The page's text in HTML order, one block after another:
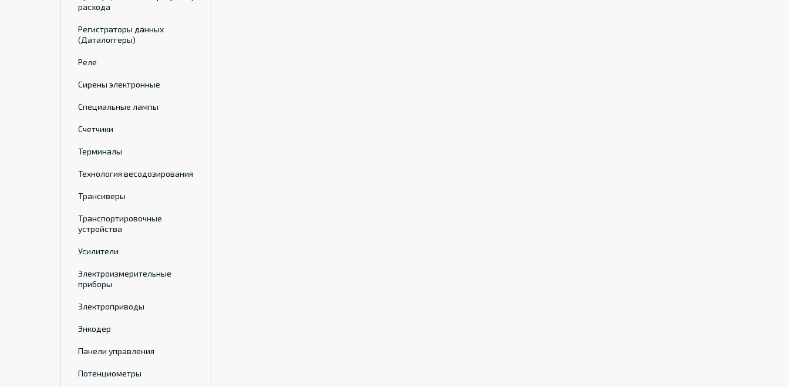
расхода
Регистраторы данных
(Даталоггеры)
Реле
Сирены электронные
Специальные лампы
Счетчики
Терминалы
Технология весодозирования
Трансиверы
Транспортировочные
устройства
Усилители
Электроизмерительные
приборы
Электроприводы
Энкодер
Панели управления
Потенциометры